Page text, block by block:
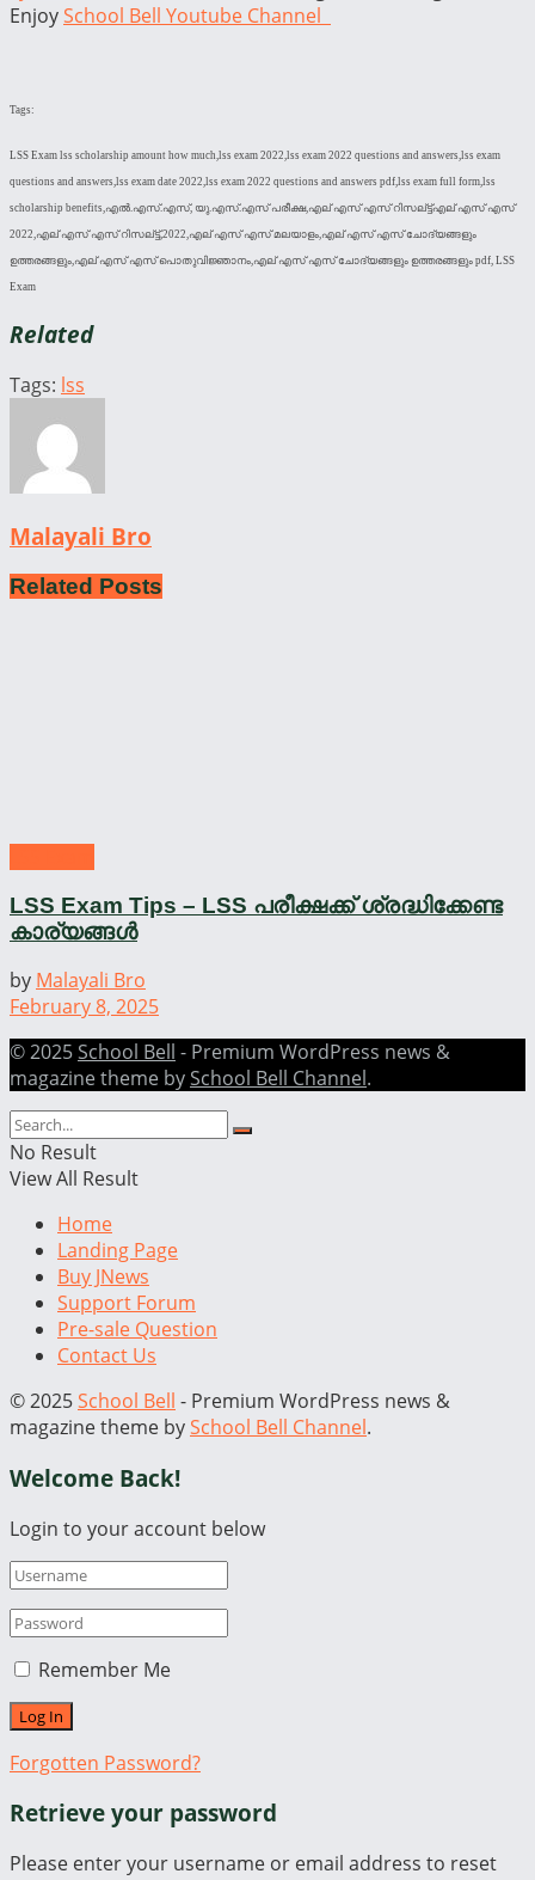
EnjoySchool Bell Youtube Channel
Tags:
LSS Exam lss scholarship amount how much,lss exam 2022,lss exam 2022 questions and answers,lss exam
questions and answers,lss exam date 2022,lss exam 2022 questions and answers pdf,lss exam full form,lss
scholarship benefits,എൽ.എസ്.എസ്, യു.എസ്.എസ് പരീക്ഷ,എല് എസ് എസ് റിസല്ട്ട്എല് എസ് എസ്
2022,എല് എസ് എസ് റിസല്ട്ട്,2022,എല് എസ് എസ് മലയാളം,എല് എസ് എസ് ചോദ്യങ്ങളും
ഉത്തരങ്ങളും,എല് എസ് എസ് പൊതുവിജ്ഞാനം,എല് എസ് എസ് ചോദ്യങ്ങളും ഉത്തരങ്ങളും pdf, LSS
Exam
Related
Tags: lss
Malayali Bro
Related Posts
LSS Exam Tips – LSS പരീക്ഷക്ക് ശ്രദ്ധിക്കേണ്ട
കാര്യങ്ങൾ
by Malayali Bro
February 8, 2025
© 2025School Bell - Premium WordPress news &
magazine theme bySchool Bell Channel.
No Result
View All Result
Home
Landing Page
Buy JNews
Support Forum
Pre-sale Question
Contact Us
© 2025School Bell - Premium WordPress news &
magazine theme bySchool Bell Channel.
Welcome Back!
Login to your account below
Remember Me
Forgotten Password?
Retrieve your password
Please enter your username or email address to reset